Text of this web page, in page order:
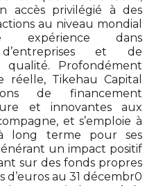
accès privilégié à des
au niveau mondial
dans
d’entreprises et de
Profondément
réelle, Tikehau Capital
de financement
et innovantes aux
et s’emploie à
long terme pour ses
un impact positif
sur des fonds propres
d’euros au 31 décembr0